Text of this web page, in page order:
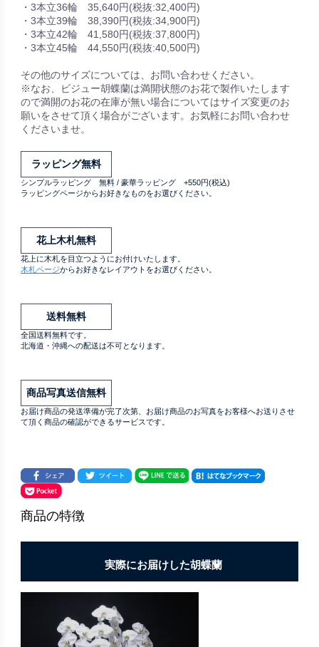
・3本立36輪 35,640円(税抜:32,400円)
・3本立39輪 38,390円(税抜:34,900円)
・3本立42輪 41,580円(税抜:37,800円)
・3本立45輪 44,550円(税抜:40,500円)
その他のサイズについては、お問い合わせください。
※なお、ビジュー胡蝶蘭は満開状態のお花で製作いたします
ので満開のお花の在庫が無い場合についてはサイズ変更のお
願いをさせて頂く場合がございます。お気軽にお問い合わせ
くださいませ。
ラッピング無料
シンプルラッピング 無料 / 豪華ラッピング +550円(税込)
ラッピングページからお好きなものをお選びください。
花上木札無料
花上に木札を目立つようにお付けいたします。
木札ページからお好きなレイアウトをお選びください。
送料無料
全国送料無料です。
北海道・沖縄への配送は不可となります。
商品写真送信無料
お届け商品の発送準備が完了次第、お届け商品のお写真をお客様へお送りさせ
て頂く商品の確認ができるサービスです。
商品の特徴
実際にお届けした胡蝶蘭